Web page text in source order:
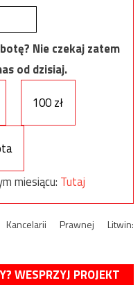
Nie czekaj zatem
od dzisiaj.
100 zł
miesiącu: Tutaj
Prawnej Litwin:
WESPRZYJ PROJEKT